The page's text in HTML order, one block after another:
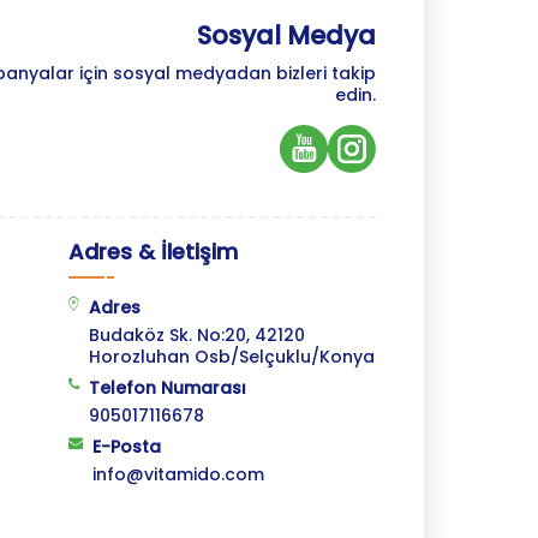
Sosyal Medya
için sosyal medyadan bizleri takip
edin.
Adres & İletişim
Adres
Budaköz Sk. No:20, 42120
Horozluhan Osb/Selçuklu/Konya
Telefon Numarası
905017116678
E-Posta
info@vitamido.com